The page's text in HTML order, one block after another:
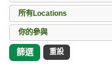
Locations
所有Locations
所有Works
你的參與
篩選 重設